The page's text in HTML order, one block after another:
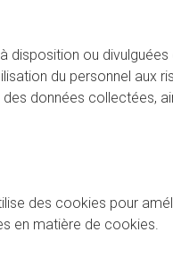
disposition ou
du personnel aux
données collectées,
des cookies pour
en matière de cookies.